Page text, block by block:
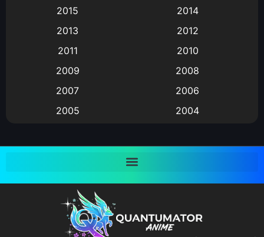
Animation แอนิเมชัน
(9)
Big tits (นมใหญ่)
Bitch (ผู้หญิงร่าน)
Bondage (ทาส)(1)
(1)
2015
2014
2013
2012
2011
2010
2009
2008
2007
2006
2005
2004
2001
2000
1997
1993
1991